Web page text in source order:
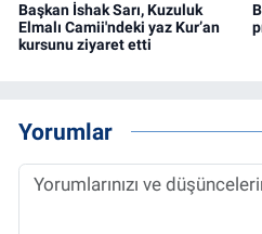
Başkan İshak Sarı, Kuzuluk
Elmalı Camii'ndeki yaz Kur’an
kursunu ziyaret etti
Yorumlar